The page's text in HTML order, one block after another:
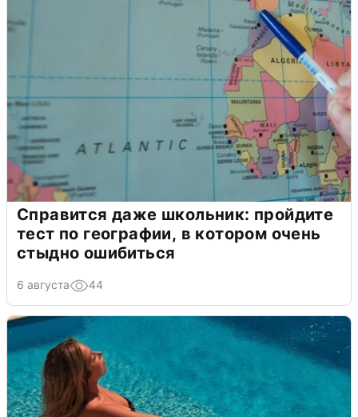
Справится даже школьник: пройдите
тест по географии, в котором очень
стыдно ошибиться
6 августа 44